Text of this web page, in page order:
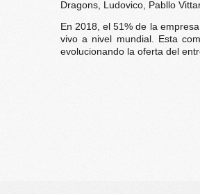
Dragons, Ludovico, Pabllo
En 2018, el 51% de la
vivo a nivel mundial. Esta
evolucionando la oferta del